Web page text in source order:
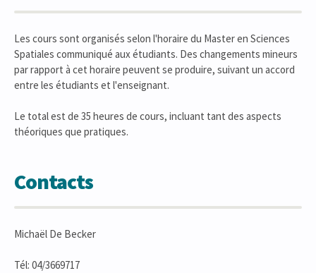
Les cours sont organisés selon l'horaire du Master en Sciences
Spatiales communiqué aux étudiants. Des changements mineurs
par rapport à cet horaire peuvent se produire, suivant un accord
entre les étudiants et l'enseignant.
Le total est de 35 heures de cours, incluant tant des aspects
théoriques que pratiques.
Contacts
Michaël De Becker
Tél: 04/3669717